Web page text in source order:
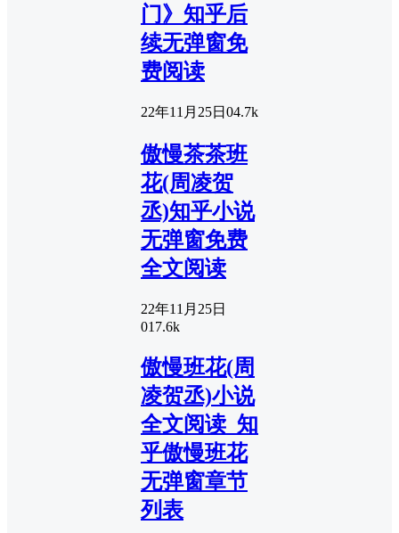
门》知乎后
续无弹窗免
费阅读
22年11月25日 04.7k
傲慢茶茶班
花(周凌贺
丞)知乎小说
无弹窗免费
全文阅读
22年11月25日
017.6k
傲慢班花(周
凌贺丞)小说
全文阅读_知
乎傲慢班花
无弹窗章节
列表